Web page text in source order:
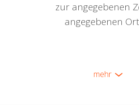
zur angegebenen
angegebenen
mehr